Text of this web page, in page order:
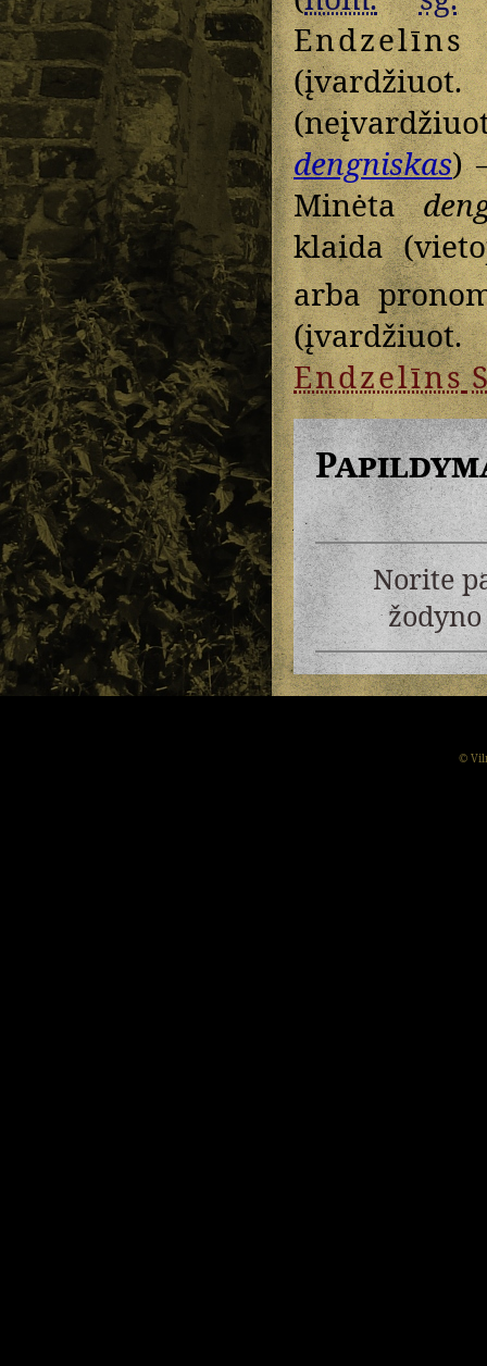
Endzelīns
dengniskas)
Minėta
klaida
arba
Endzelīns
Norite
©